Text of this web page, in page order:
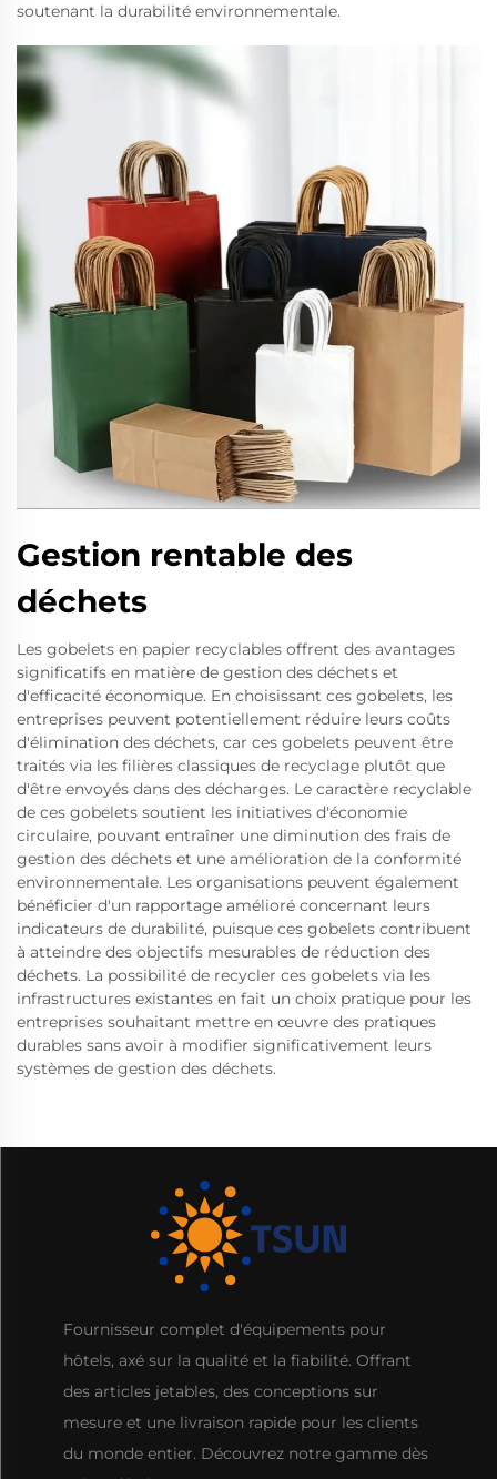
soutenant la durabilité environnementale.
Gestion rentable des
déchets
Les gobelets en papier recyclables offrent des avantages
significatifs en matière de gestion des déchets et
d'efficacité économique. En choisissant ces gobelets, les
entreprises peuvent potentiellement réduire leurs coûts
d'élimination des déchets, car ces gobelets peuvent être
traités via les filières classiques de recyclage plutôt que
d'être envoyés dans des décharges. Le caractère recyclable
de ces gobelets soutient les initiatives d'économie
circulaire, pouvant entraîner une diminution des frais de
gestion des déchets et une amélioration de la conformité
environnementale. Les organisations peuvent également
bénéficier d'un rapportage amélioré concernant leurs
indicateurs de durabilité, puisque ces gobelets contribuent
à atteindre des objectifs mesurables de réduction des
déchets. La possibilité de recycler ces gobelets via les
infrastructures existantes en fait un choix pratique pour les
entreprises souhaitant mettre en œuvre des pratiques
durables sans avoir à modifier significativement leurs
systèmes de gestion des déchets.
Fournisseur complet d'équipements pour
hôtels, axé sur la qualité et la fiabilité. Offrant
des articles jetables, des conceptions sur
mesure et une livraison rapide pour les clients
du monde entier. Découvrez notre gamme dès